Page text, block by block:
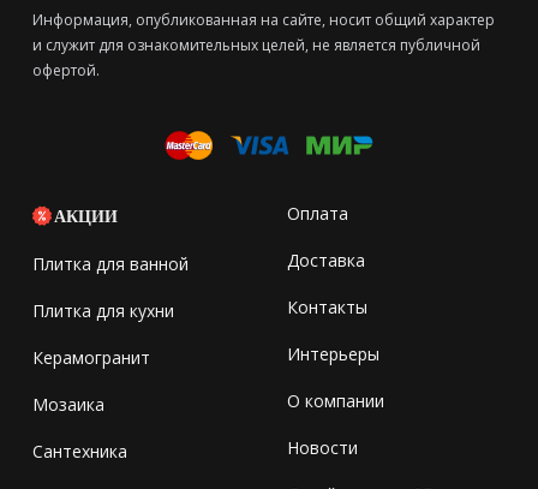
Информация, опубликованная на сайте, носит общий характер
и служит для ознакомительных целей, не является публичной
офертой.
АКЦИИ
Плитка для ванной
Плитка для кухни
Керамогранит
Мозаика
Сантехника
Оплата
Доставка
Контакты
Интерьеры
О компании
Новости